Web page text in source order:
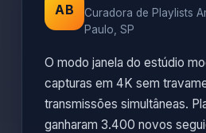
AB
Curadora de Playlists
Paulo, SP
O modo janela do estúdio
capturas em 4K sem
transmissões simultâneas.
ganharam 3.400 novos